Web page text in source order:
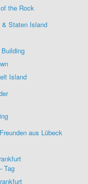
the Rock
Staten Island
Island
aus Lübeck
Tag